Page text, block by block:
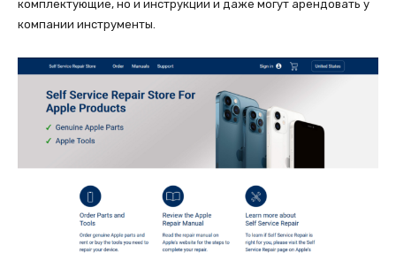
комплектующие, но и инструкции и даже могут арендовать у
компании инструменты.